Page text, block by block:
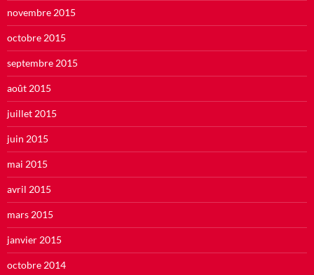
novembre 2015
octobre 2015
septembre 2015
août 2015
juillet 2015
juin 2015
mai 2015
avril 2015
mars 2015
janvier 2015
octobre 2014